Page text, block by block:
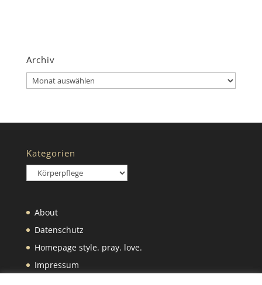
Archiv
Archiv
Kategorien
Kategorien
About
Datenschutz
Homepage style. pray. love.
Impressum